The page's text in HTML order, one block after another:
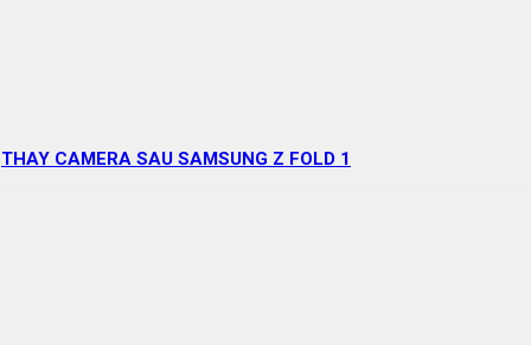
THAY CAMERA SAU SAMSUNG Z FOLD 1